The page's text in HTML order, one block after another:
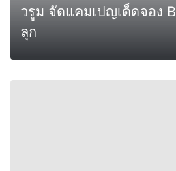
วรูม จัดแคมเปญเด็ดจอง
ลุก